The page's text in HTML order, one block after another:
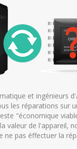
et ingénieurs
les réparations sur
"économique
valeur de l'appareil,
ne pas éffectuer la